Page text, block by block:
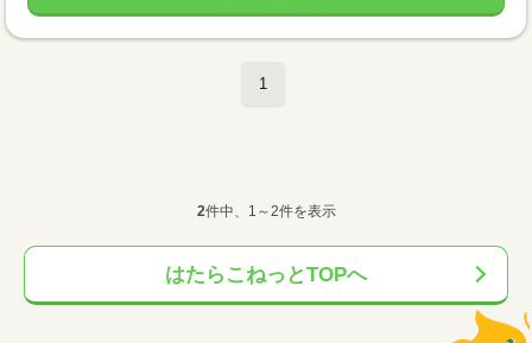
1
2件中、1～2件を表示
はたらこねっとTOPへ